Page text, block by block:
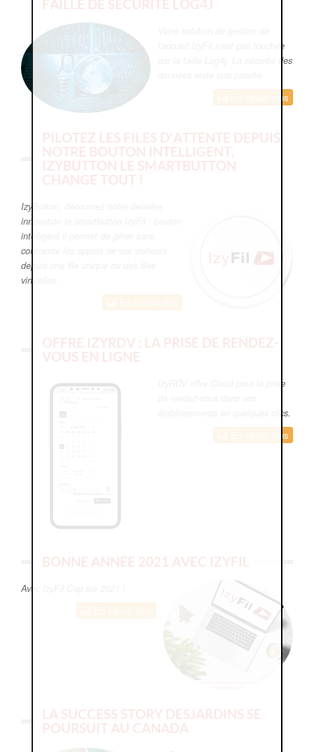
FAILLE DE SÉCURITÉ LOG4J
l'accueil IzyFil n'est pas touchée
par la faille Log4j. La sécurité des
En savoir plus
PILOTEZ LES FILES D'ATTENTE DEPUIS
NOTRE BOUTON INTELLIGENT,
IZYBUTTON LE SMARTBUTTON
CHANGE TOUT !
IzyButton, découvrez notre dernière
innovation le smartbutton IzyFil : bouton
intelligent il permet de gérer sans
contrainte les appels de vos visiteurs
depuis une file unique ou des files
virtuelles.
OFFRE IZYRDV : LA PRISE DE RENDEZ-
VOUS EN LIGNE
IzyRDV offre Cloud pour la prise
établissements en quelques clics.
En savoir plus
BONNE ANNÉE 2021 AVEC IZYFIL
Avec IzyFil Cap sur 2021 !
LA SUCCESS STORY DESJARDINS SE
POURSUIT AU CANADA